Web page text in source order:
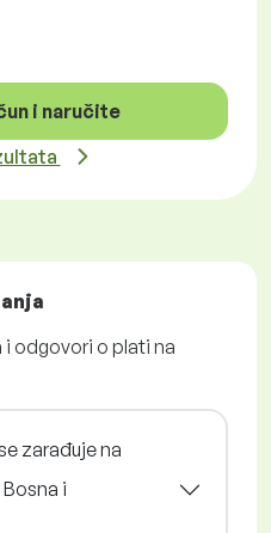
i naručite
odgovori o plati na
zarađuje na
i